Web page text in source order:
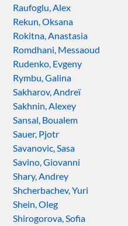
Raufoglu, Alex
Rekun, Oksana
Rokitna, Anastasia
Romdhani, Messaoud
Rudenko, Evgeny
Rymbu, Galina
Sakharov, Andreï
Sakhnin, Alexey
Sansal, Boualem
Sauer, Pjotr
Savanovic, Sasa
Savino, Giovanni
Shary, Andrey
Shcherbachev, Yuri
Shein, Oleg
Shirogorova, Sofia